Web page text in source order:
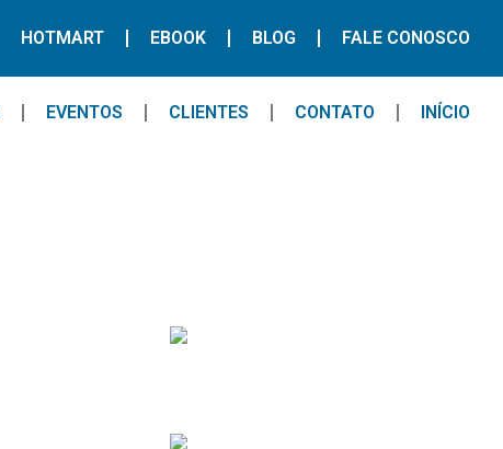
HOTMART EBOOK BLOG FALE CONOSCO
EVENTOS CLIENTES CONTATO INÍCIO